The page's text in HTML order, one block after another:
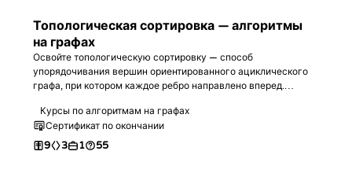
Топологическая сортировка — алгоритмы
на графах
Освойте топологическую сортировку — способ
упорядочивания вершин ориентированного ациклического
графа, при котором каждое ребро направлено вперед.
помощью алгоритма Кана на выбранном вами языке
программирования, обнаруживать циклы и находить самый
длинный путь в DAG.
Курсы по алгоритмам на графах
Сертификат по окончании
9 3 1 55